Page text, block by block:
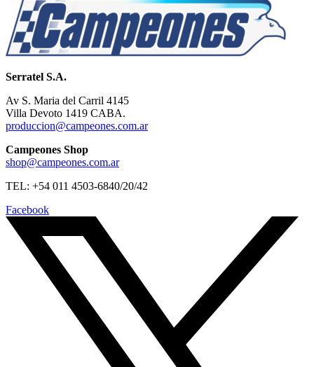
Serratel S.A.
Av S. Maria del Carril 4145
Villa Devoto 1419 CABA.
produccion@campeones.com.ar
Campeones Shop
shop@campeones.com.ar
TEL: +54 011 4503-6840/20/42
Facebook